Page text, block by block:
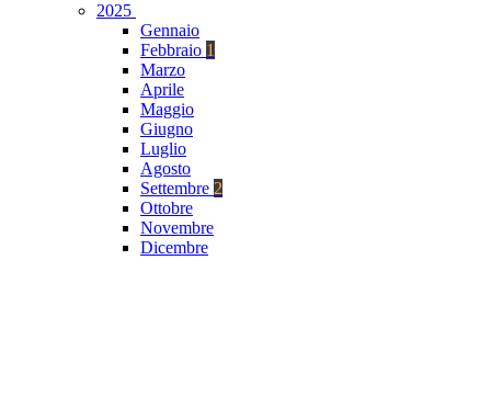
2025
Gennaio
Febbraio 1
Marzo
Aprile
Maggio
Giugno
Luglio
Agosto
Settembre 2
Ottobre
Novembre
Dicembre